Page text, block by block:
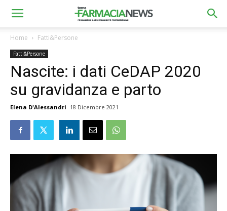
Home Fatti&Persone
Fatti&Persone
Nascite: i dati CeDAP 2020
su gravidanza e parto
Elena D'Alessandri 18 Dicembre 2021